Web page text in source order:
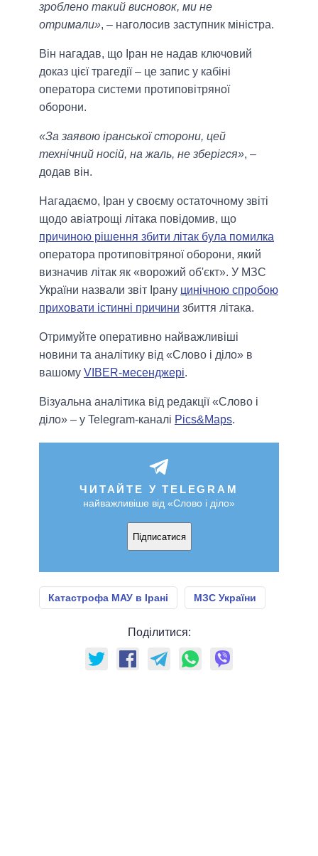
зроблено такий висновок, ми не
отримали», – наголосив заступник міністра.
Він нагадав, що Іран не надав ключовий
доказ цієї трагедії – це запис у кабіні
оператора системи протиповітряної
оборони.
«За заявою іранської сторони, цей
технічний носій, на жаль, не зберігся», –
додав він.
Нагадаємо, Іран у своєму остаточному звіті
щодо авіатрощі літака повідомив, що
причиною рішення збити літак була помилка
оператора протиповітряної оборони, який
визначив літак як «ворожий об'єкт». У МЗС
України назвали звіт Ірану цинічною спробою
приховати істинні причини збиття літака.
Отримуйте оперативно найважливіші
новини та аналітику від «Слово і діло» в
вашому VIBER-месенджері.
Візуальна аналітика від редакції «Слово і
діло» – у Telegram-каналі Pics&Maps.
ЧИТАЙТЕ У TELEGRAM
найважливіше від «Слово і діло»
Підписатися
Катастрофа МАУ в Ірані МЗС України
Поділитися: